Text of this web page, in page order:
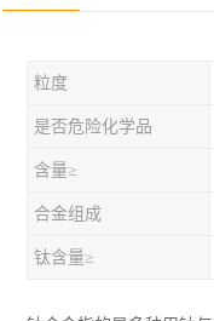
粒度
是否危险化学品
含量≥
合金组成
钛含量≥